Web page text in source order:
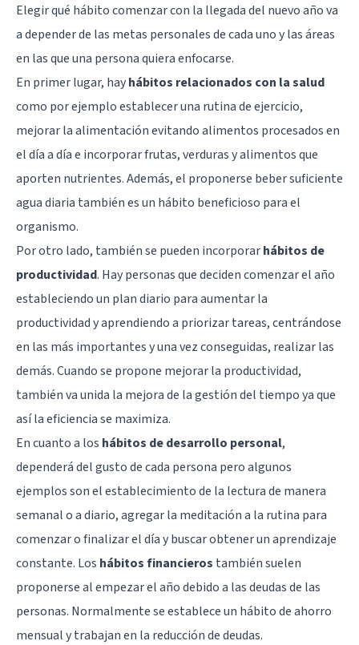
Elegir qué hábito comenzar con la llegada del nuevo año va
a depender de las metas personales de cada uno y las áreas
en las que una persona quiera enfocarse.
En primer lugar, hayhábitos relacionados con la salud
como por ejemplo establecer una rutina de ejercicio,
mejorar la alimentación evitando alimentos procesados en
el día a día e incorporar frutas, verduras y alimentos que
aporten nutrientes. Además, el proponerse beber suficiente
agua diaria también es un hábito beneficioso para el
organismo.
Por otro lado, también se pueden incorporarhábitos de
productividad. Hay personas que deciden comenzar el año
estableciendo un plan diario para aumentar la
productividad y aprendiendo a priorizar tareas, centrándose
en las más importantes y una vez conseguidas, realizar las
demás. Cuando se propone mejorar la productividad,
también va unida la mejora de la gestión del tiempo ya que
así la eficiencia se maximiza.
En cuanto a los hábitos de desarrollo personal,
dependerá del gusto de cada persona pero algunos
ejemplos son el establecimiento de la lectura de manera
semanal o a diario, agregar la meditación a la rutina para
comenzar o finalizar el día y buscar obtener un aprendizaje
constante. Los hábitos financieros también suelen
proponerse al empezar el año debido a las deudas de las
personas. Normalmente se establece un hábito de ahorro
mensual y trabajan en la reducción de deudas.